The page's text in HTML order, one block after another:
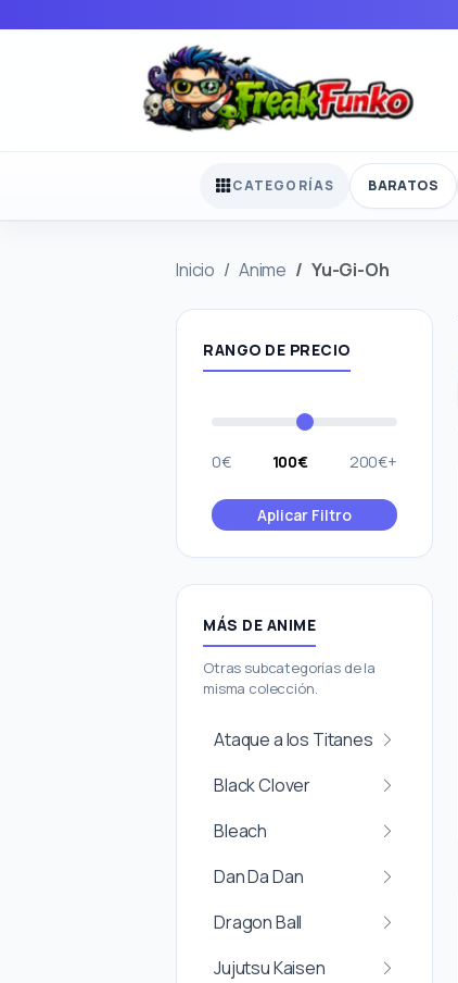
CATEGORÍAS BARATOS
Inicio Anime Yu-Gi-Oh
RANGO DE PRECIO
0€ 100€ 200€+
Aplicar Filtro
MÁS DE ANIME
Otras subcategorías de la
misma colección.
Ataque a los Titanes
Black Clover
Bleach
Dan Da Dan
Dragon Ball
Jujutsu Kaisen